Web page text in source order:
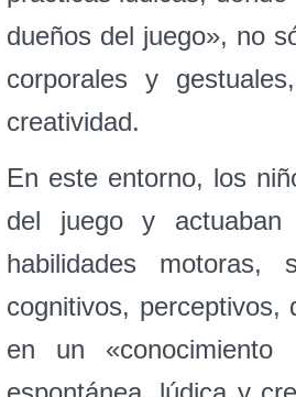
dueños del juego», no
corporales y
creatividad.
En este entorno, los
del juego y actuaban
habilidades motoras,
cognitivos,
en un